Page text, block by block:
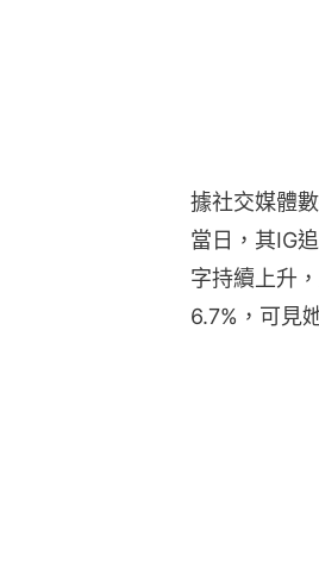
據社交媒體
當日，其IG
字持續上升
6.7%，可見